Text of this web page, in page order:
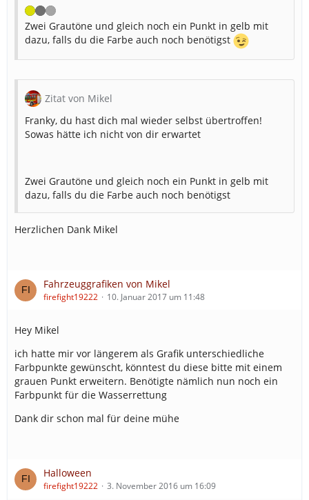
Zwei Grautöne und gleich noch ein Punkt in gelb mit
dazu, falls du die Farbe auch noch benötigst
Zitat von Mikel
Franky, du hast dich mal wieder selbst übertroffen!
Sowas hätte ich nicht von dir erwartet
Zwei Grautöne und gleich noch ein Punkt in gelb mit
dazu, falls du die Farbe auch noch benötigst
Herzlichen Dank Mikel
Fahrzeuggrafiken von Mikel
firefight19222 10. Januar 2017 um 11:48
Hey Mikel
ich hatte mir vor längerem als Grafik unterschiedliche
Farbpunkte gewünscht, könntest du diese bitte mit einem
grauen Punkt erweitern. Benötigte nämlich nun noch ein
Farbpunkt für die Wasserrettung
Dank dir schon mal für deine mühe
Halloween
firefight19222 3. November 2016 um 16:09